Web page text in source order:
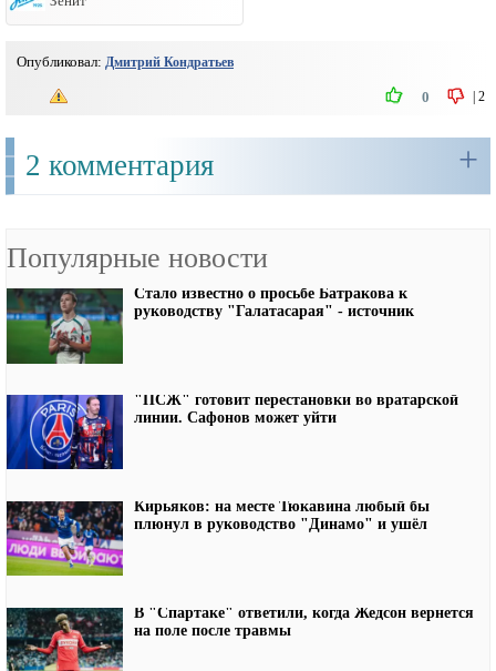
Опубликовал: Дмитрий Кондратьев
2
0
2 комментария +
Популярные новости
Стало известно о просьбе Батракова к
руководству "Галатасарая" - источник
"ПСЖ" готовит перестановки во вратарской
линии. Сафонов может уйти
Кирьяков: на месте Тюкавина любый бы
плюнул в руководство "Динамо" и ушёл
В "Спартаке" ответили, когда Жедсон вернется
на поле после травмы